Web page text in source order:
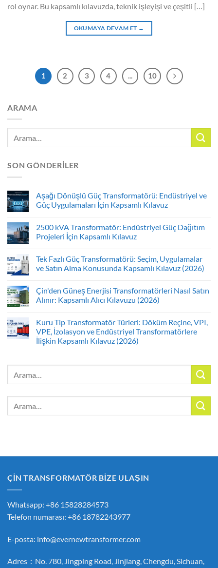
rol oynar. Bu kapsamlı kılavuzda, teknik işleyişi ve çeşitli […]
OKUMAYA DEVAM ET →
1 2 3 4 ... 10
ARAMA
SON GÖNDERILER
Aşağı Dönüşlü Güç Transformatörü: Endüstriyel ve
Güç Uygulamaları İçin Kapsamlı Kılavuz
2500 kVA Transformatör: Endüstriyel Güç Dağıtım
Projeleri İçin Kapsamlı Kılavuz
Tek Fazlı Güç Transformatörü: Seçim, Uygulamalar
ve Satın Alma Konusunda Kapsamlı Kılavuz (2026)
Çin'den Güneş Enerjisi Transformatörleri Nasıl Satın
Alınır: Kapsamlı Alıcı Kılavuzu (2026)
Kuru Tip Transformatör Türleri: Döküm Reçine, VPI,
VPE, İzolasyon ve Endüstriyel Transformatörlere
İlişkin Kapsamlı Kılavuz (2026)
ÇİN TRANSFORMATÖR BİZE ULAŞIN
Whatsapp: +86 15828284573
Telefon numarası: +86 18782243977
E-posta: info@evernewtransformer.com
Adres：No. 780, Jingping Road, Jinjiang, Chengdu, Sichuan,